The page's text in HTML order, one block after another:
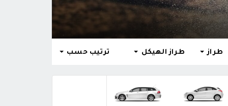
طراز طراز الهيكل ترتيب حسب